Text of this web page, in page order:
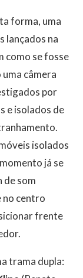
forma, uma
lançados na
como se fosse
câmera
por
e isolados de
isolados
já se
de som
no centro
frente
trama dupla: